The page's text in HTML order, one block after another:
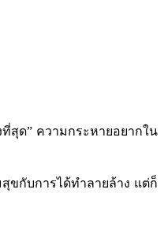
สุด” ความกระหายอยากใน
กับการได้ทำลายล้าง แต่ก็